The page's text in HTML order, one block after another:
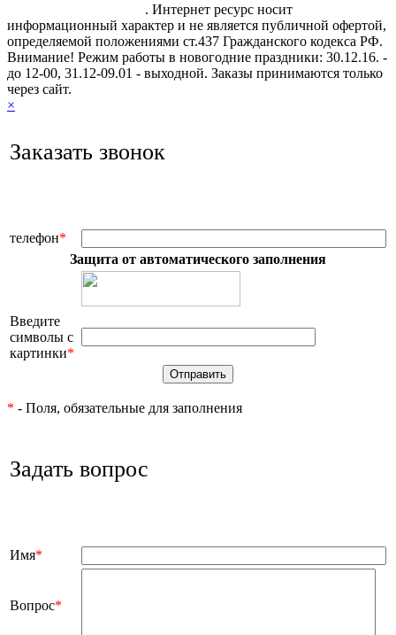
. Интернет ресурс носит
информационный характер и не является публичной офертой,
определяемой положениями ст.437 Гражданского кодекса РФ.
Внимание! Режим работы в новогодние праздники: 30.12.16. -
до 12-00, 31.12-09.01 - выходной. Заказы принимаются только
через сайт.
×
Заказать звонок
телефон*
Защита от автоматического заполнения
Введите
символы с
картинки*
* - Поля, обязательные для заполнения
Задать вопрос
Имя*
Вопрос*